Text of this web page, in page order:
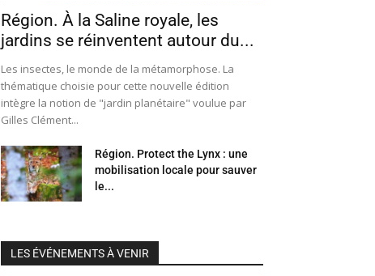
Région. À la Saline royale, les
jardins se réinventent autour du...
Les insectes, le monde de la métamorphose. La
thématique choisie pour cette nouvelle édition
intègre la notion de "jardin planétaire" voulue par
Gilles Clément...
Région. Protect the Lynx : une
mobilisation locale pour sauver
le...
LES ÉVÉNEMENTS À VENIR